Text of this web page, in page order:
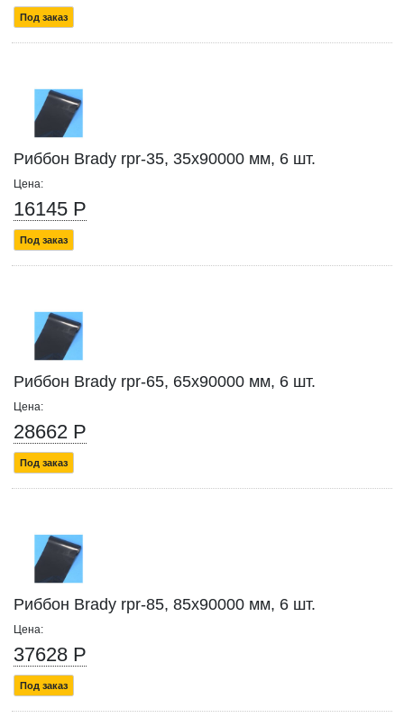
Под заказ
Риббон Brady rpr-35, 35x90000 мм, 6 шт.
Цена:
16145 Р
Под заказ
Риббон Brady rpr-65, 65x90000 мм, 6 шт.
Цена:
28662 Р
Под заказ
Риббон Brady rpr-85, 85x90000 мм, 6 шт.
Цена:
37628 Р
Под заказ